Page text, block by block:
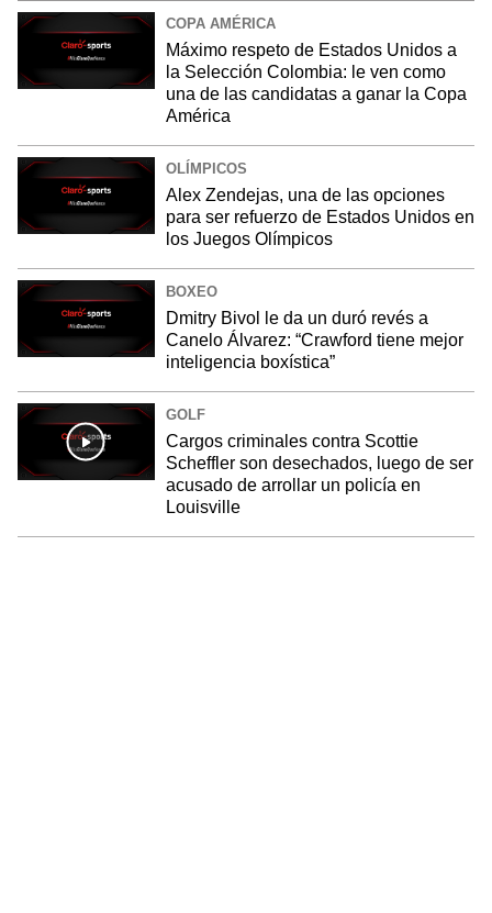
COPA AMÉRICA
Máximo respeto de Estados Unidos a
la Selección Colombia: le ven como
una de las candidatas a ganar la Copa
América
OLÍMPICOS
Alex Zendejas, una de las opciones
para ser refuerzo de Estados Unidos en
los Juegos Olímpicos
BOXEO
Dmitry Bivol le da un duró revés a
Canelo Álvarez: “Crawford tiene mejor
inteligencia boxística”
GOLF
Cargos criminales contra Scottie
Scheffler son desechados, luego de ser
acusado de arrollar un policía en
Louisville